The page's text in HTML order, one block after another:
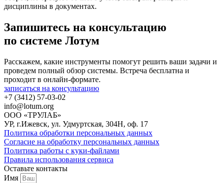
дисциплины в документах.
Запишитесь на консультацию
по системе Лотум
Расскажем, какие инструменты помогут решить ваши задачи и
проведем полный обзор системы. Встреча бесплатна и
проходит в онлайн-формате.
записаться на консультацию
+7 (3412) 57-03-02
info@lotum.org
ООО «ТРУЛАБ»
УР, г.Ижевск, ул. Удмуртская, 304Н, оф. 17
Политика обработки персональных данных
Согласие на обработку персональных данных
Политика работы с куки-файлами
Правила использования сервиса
Оставьте контакты
Имя